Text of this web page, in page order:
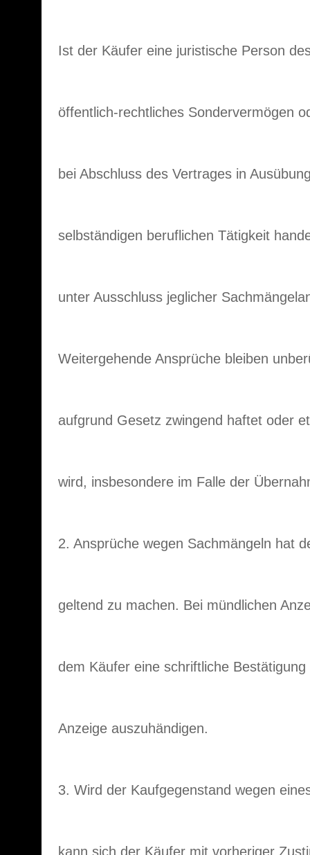
Ist der Käufer eine juristische Person
öffentlich-rechtliches Sondervermögen
bei Abschluss des Vertrages in
selbständigen beruflichen Tätigkeit
unter Ausschluss jeglicher
Weitergehende Ansprüche bleiben
aufgrund Gesetz zwingend haftet oder
wird, insbesondere im Falle der
2. Ansprüche wegen Sachmängeln hat
geltend zu machen. Bei mündlichen
dem Käufer eine schriftliche
Anzeige auszuhändigen.
3. Wird der Kaufgegenstand wegen
kann sich der Käufer mit vorheriger